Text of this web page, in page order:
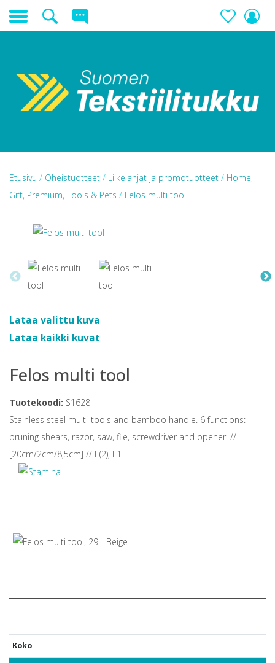
Etusivu / Oheistuotteet / Liikelahjat ja promotuotteet / Home,
Gift, Premium, Tools & Pets / Felos multi tool
Lataa valittu kuva
Lataa kaikki kuvat
Felos multi tool
Tuotekoodi: S1628
Stainless steel multi-tools and bamboo handle. 6 functions:
pruning shears, razor, saw, file, screwdriver and opener. //
[20cm/2cm/8,5cm] // E(2), L1
Koko